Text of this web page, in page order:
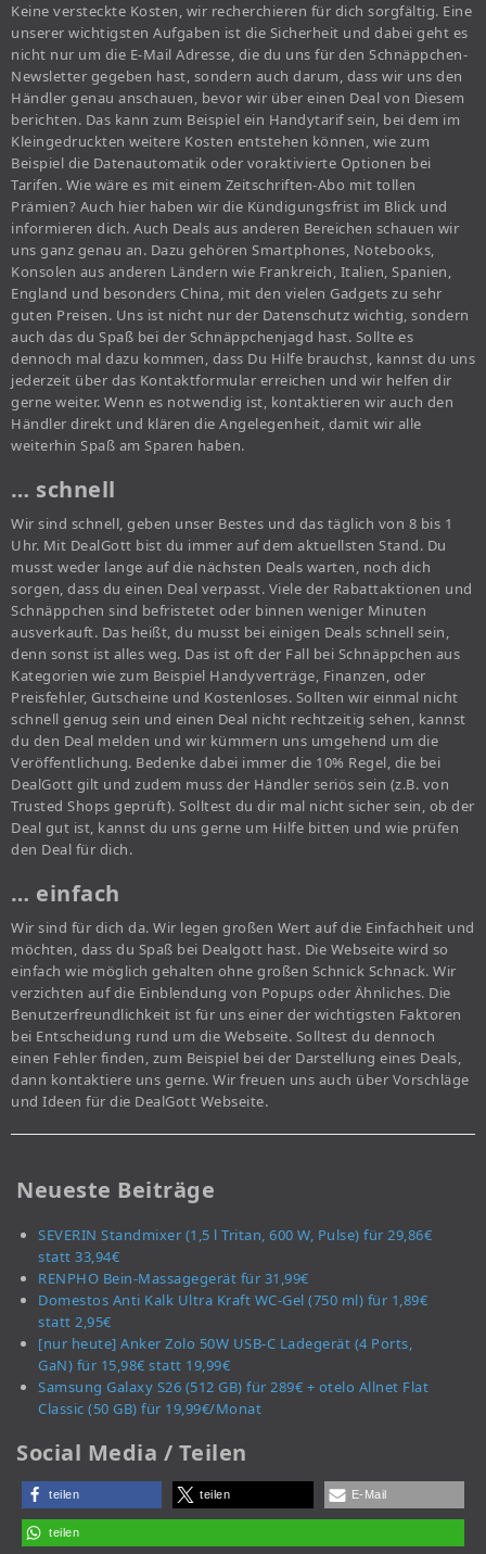
Keine versteckte Kosten, wir recherchieren für dich sorgfältig. Eine
unserer wichtigsten Aufgaben ist die Sicherheit und dabei geht es
nicht nur um die E-Mail Adresse, die du uns für den Schnäppchen-
Newsletter gegeben hast, sondern auch darum, dass wir uns den
Händler genau anschauen, bevor wir über einen Deal von Diesem
berichten. Das kann zum Beispiel ein Handytarif sein, bei dem im
Kleingedruckten weitere Kosten entstehen können, wie zum
Beispiel die Datenautomatik oder voraktivierte Optionen bei
Tarifen. Wie wäre es mit einem Zeitschriften-Abo mit tollen
Prämien? Auch hier haben wir die Kündigungsfrist im Blick und
informieren dich. Auch Deals aus anderen Bereichen schauen wir
uns ganz genau an. Dazu gehören Smartphones, Notebooks,
Konsolen aus anderen Ländern wie Frankreich, Italien, Spanien,
England und besonders China, mit den vielen Gadgets zu sehr
guten Preisen. Uns ist nicht nur der Datenschutz wichtig, sondern
auch das du Spaß bei der Schnäppchenjagd hast. Sollte es
dennoch mal dazu kommen, dass Du Hilfe brauchst, kannst du uns
jederzeit über das Kontaktformular erreichen und wir helfen dir
gerne weiter. Wenn es notwendig ist, kontaktieren wir auch den
Händler direkt und klären die Angelegenheit, damit wir alle
weiterhin Spaß am Sparen haben.
… schnell
Wir sind schnell, geben unser Bestes und das täglich von 8 bis 1
Uhr. Mit DealGott bist du immer auf dem aktuellsten Stand. Du
musst weder lange auf die nächsten Deals warten, noch dich
sorgen, dass du einen Deal verpasst. Viele der Rabattaktionen und
Schnäppchen sind befristetet oder binnen weniger Minuten
ausverkauft. Das heißt, du musst bei einigen Deals schnell sein,
denn sonst ist alles weg. Das ist oft der Fall bei Schnäppchen aus
Kategorien wie zum Beispiel Handyverträge, Finanzen, oder
Preisfehler, Gutscheine und Kostenloses. Sollten wir einmal nicht
schnell genug sein und einen Deal nicht rechtzeitig sehen, kannst
du den Deal melden und wir kümmern uns umgehend um die
Veröffentlichung. Bedenke dabei immer die 10% Regel, die bei
DealGott gilt und zudem muss der Händler seriös sein (z.B. von
Trusted Shops geprüft). Solltest du dir mal nicht sicher sein, ob der
Deal gut ist, kannst du uns gerne um Hilfe bitten und wie prüfen
den Deal für dich.
… einfach
Wir sind für dich da. Wir legen großen Wert auf die Einfachheit und
möchten, dass du Spaß bei Dealgott hast. Die Webseite wird so
einfach wie möglich gehalten ohne großen Schnick Schnack. Wir
verzichten auf die Einblendung von Popups oder Ähnliches. Die
Benutzerfreundlichkeit ist für uns einer der wichtigsten Faktoren
bei Entscheidung rund um die Webseite. Solltest du dennoch
einen Fehler finden, zum Beispiel bei der Darstellung eines Deals,
dann kontaktiere uns gerne. Wir freuen uns auch über Vorschläge
und Ideen für die DealGott Webseite.
Neueste Beiträge
SEVERIN Standmixer (1,5 l Tritan, 600 W, Pulse) für 29,86€
statt 33,94€
RENPHO Bein-Massagegerät für 31,99€
Domestos Anti Kalk Ultra Kraft WC-Gel (750 ml) für 1,89€
statt 2,95€
[nur heute] Anker Zolo 50W USB-C Ladegerät (4 Ports,
GaN) für 15,98€ statt 19,99€
Samsung Galaxy S26 (512 GB) für 289€ + otelo Allnet Flat
Classic (50 GB) für 19,99€/Monat
Social Media / Teilen
teilen teilen E-Mail
teilen